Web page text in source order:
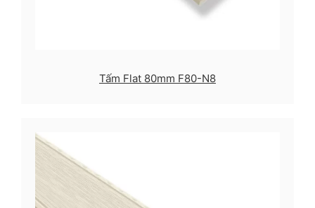
Tấm Flat 80mm F80-N8